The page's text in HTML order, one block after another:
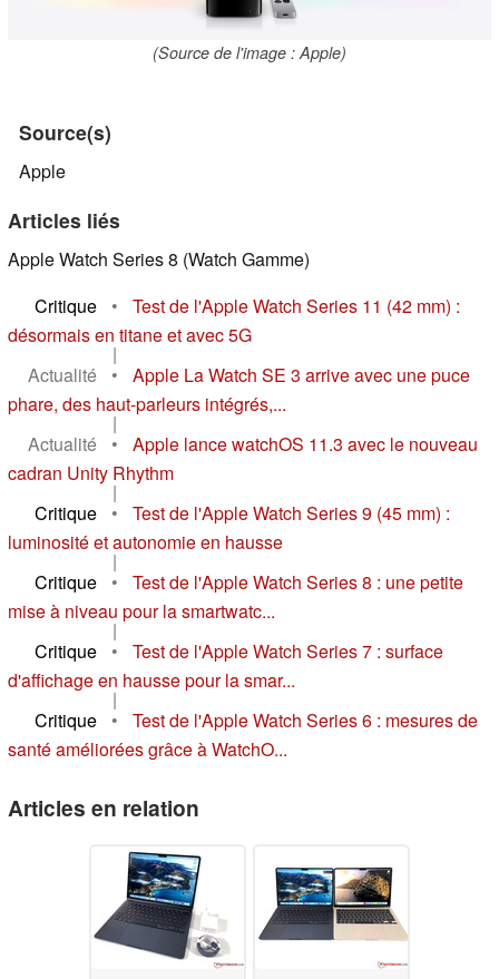
(Source de l'image : Apple)
Source(s)
Apple
Articles liés
Apple Watch Series 8 (Watch Gamme)
Critique
•
Test de l'Apple Watch Series 11 (42 mm) :
désormais en titane et avec 5G
|
Actualité
•
Apple La Watch SE 3 arrive avec une puce
phare, des haut-parleurs intégrés,...
|
Actualité
•
Apple lance watchOS 11.3 avec le nouveau
cadran Unity Rhythm
|
Critique
•
Test de l'Apple Watch Series 9 (45 mm) :
luminosité et autonomie en hausse
|
Critique
•
Test de l'Apple Watch Series 8 : une petite
mise à niveau pour la smartwatc...
|
Critique
•
Test de l'Apple Watch Series 7 : surface
d'affichage en hausse pour la smar...
|
Critique
•
Test de l'Apple Watch Series 6 : mesures de
santé améliorées grâce à WatchO...
Articles en relation